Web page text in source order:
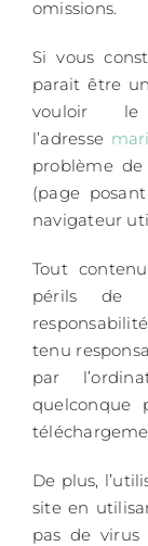
omissions.
Si vous
parait être
vouloir
l’adresse
problème
(page
navigateur
Tout
périls de
tenu
par
quelconque
De plus,
site en
pas de